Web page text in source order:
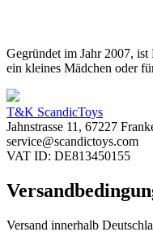
Gegründet im Jahr 2007,
ein kleines Mädchen oder
T&K ScandicToys
Jahnstrasse 11, 67227
service@scandictoys.com
VAT ID: DE813450155
Versand innerhalb